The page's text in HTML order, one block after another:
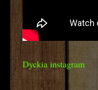
Dyckia instagram